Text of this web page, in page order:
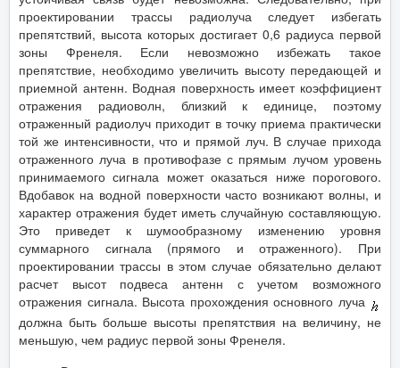
проектировании трассы радиолуча следует избегать
препятствий, высота которых достигает 0,6 радиуса первой
зоны Френеля. Если невозможно избежать такое
препятствие, необходимо увеличить высоту передающей и
приемной антенн. Водная поверхность имеет коэффициент
отражения радиоволн, близкий к единице, поэтому
отраженный радиолуч приходит в точку приема практически
той же интенсивности, что и прямой луч. В случае прихода
отраженного луча в противофазе с прямым лучом уровень
принимаемого сигнала может оказаться ниже порогового.
Вдобавок на водной поверхности часто возникают волны, и
характер отражения будет иметь случайную составляющую.
Это приведет к шумообразному изменению уровня
суммарного сигнала (прямого и отраженного). При
проектировании трассы в этом случае обязательно делают
расчет высот подвеса антенн с учетом возможного
отражения сигнала. Высота прохождения основного луча
должна быть больше высоты препятствия на величину, не
меньшую, чем радиус первой зоны Френеля.